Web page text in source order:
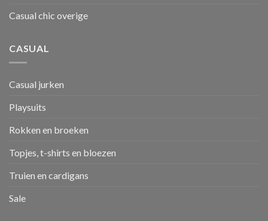
Casual chic overige
CASUAL
Casual jurken
Playsuits
Rokken en broeken
Topjes, t-shirts en bloezen
Truien en cardigans
Sale